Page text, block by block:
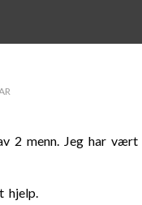
2 menn. Jeg har
hjelp.